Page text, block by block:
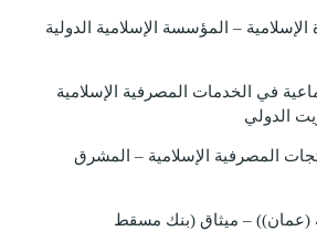
– المؤسسة الإسلامية الدولية
في الخدمات المصرفية الإسلامية
الدولي
المصرفية الإسلامية – المشرق
(عمان)) – ميثاق (بنك مسقط